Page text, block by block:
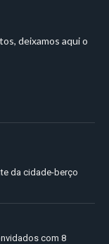
deixamos aqui o
da cidade-berço
com 8